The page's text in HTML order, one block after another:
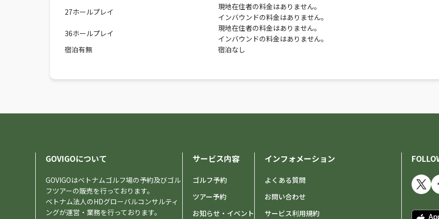
27ホールプレイ
現地在住者の料金はありません。
インバウンドの料金はありません。
36ホールプレイ
現地在住者の料金はありません。
インバウンドの料金はありません。
宿泊有無
宿泊なし
GOVIGOについて
GOVIGOはベトナムゴルフ場の予約及びゴル
フツアーの販売を行っております。
ベトナム法人のHDグローバルコンサルティ
ングが運営・業務を行っております。
サービス内容
ゴルフ予約
ツアー予約
お知らせ・イベント
インフォメーション
よくある質問
お問い合わせ
サービス利用規約